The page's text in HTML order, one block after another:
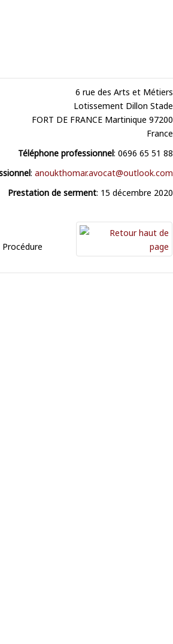
6 rue des Arts et Métiers
Lotissement Dillon Stade
FORT DE FRANCE Martinique 97200
France
Téléphone professionnel: 0696 65 51 88
: anoukthomar.avocat@outlook.com
Prestation de serment: 15 décembre 2020
Procédure